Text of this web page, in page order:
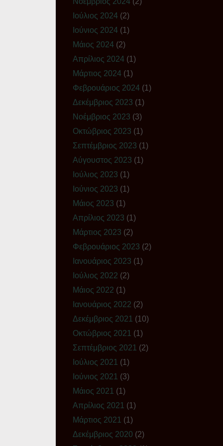
Ιούλιος 2024 (2)
Ιούνιος 2024 (1)
Μάιος 2024 (2)
Απρίλιος 2024 (1)
Μάρτιος 2024 (1)
Φεβρουάριος 2024 (1)
Δεκέμβριος 2023 (1)
Νοέμβριος 2023 (3)
Οκτώβριος 2023 (1)
Σεπτέμβριος 2023 (1)
Αύγουστος 2023 (1)
Ιούλιος 2023 (1)
Ιούνιος 2023 (1)
Μάιος 2023 (1)
Απρίλιος 2023 (1)
Μάρτιος 2023 (2)
Φεβρουάριος 2023 (2)
Ιανουάριος 2023 (1)
Ιούλιος 2022 (2)
Μάιος 2022 (1)
Ιανουάριος 2022 (2)
Δεκέμβριος 2021 (10)
Οκτώβριος 2021 (1)
Σεπτέμβριος 2021 (2)
Ιούλιος 2021 (1)
Ιούνιος 2021 (3)
Μάιος 2021 (1)
Απρίλιος 2021 (1)
Μάρτιος 2021 (1)
Δεκέμβριος 2020 (2)